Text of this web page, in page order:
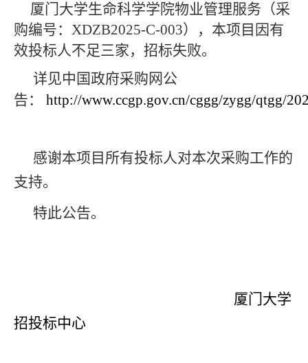
厦门大学生命科学学院物业管理服务（采
购编号：XDZB2025-C-003）， 本项目因有
效投标人不足三家，招标失败。
详见中国政府采购网公
告： http://www.ccgp.gov.cn/cggg/zygg/qtgg/
感谢本项目所有投标人对本次采购工作的
支持。
特此公告。
厦门大学
招投标中心